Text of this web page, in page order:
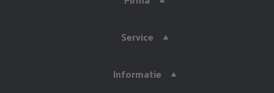
Service
Informatie